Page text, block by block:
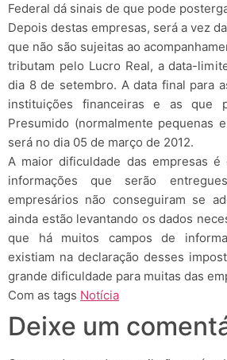
Federal dá sinais de que pode
Depois destas empresas, será a vez
que não são sujeitas ao
tributam pelo Lucro Real, a data-
dia 8 de setembro. A data final para
instituições financeiras e as que
Presumido (normalmente pequenas
será no dia 05 de março de 2012.
A maior dificuldade das empresas é
informações que serão
empresários não conseguiram se
ainda estão levantando os dados
que há muitos campos de
existiam na declaração desses
grande dificuldade para muitas das
Com as tags Notícia
Deixe um